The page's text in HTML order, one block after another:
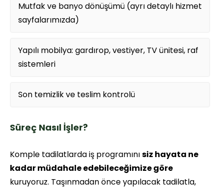
Mutfak ve banyo dönüşümü (ayrı detaylı hizmet
sayfalarımızda)
Yapılı mobilya: gardırop, vestiyer, TV ünitesi, raf
sistemleri
Son temizlik ve teslim kontrolü
Süreç Nasıl İşler?
Komple tadilatlarda iş programınısiz hayata ne
kadar müdahale edebileceğimize göre
kuruyoruz. Taşınmadan önce yapılacak tadilatla,